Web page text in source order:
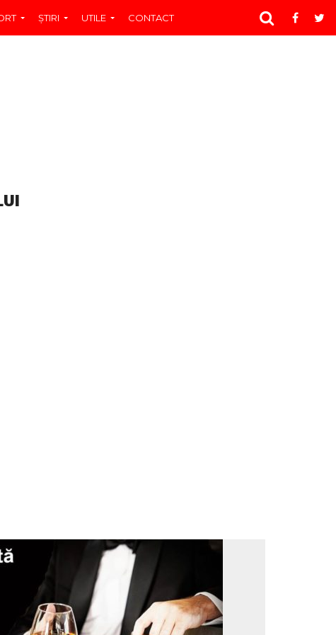
ŞTIRI UTILE CONTACT